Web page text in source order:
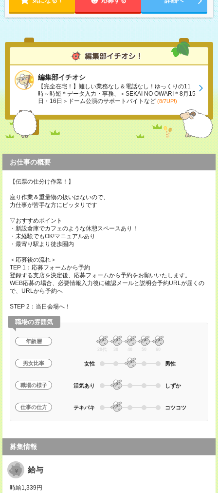
編集部イチオシ
【完全在宅！】難しい業務なし＆電話なし！ゆっくりの11
時～時短＊データ入力・事務、＜SEKAI NO OWARI＊8月15
日・16日＞ドーム公演のサポートバイトなど (8/7UP!)
お仕事の概要
【伝票の仕分け作業！】
座り作業＆重量物の扱いはないので、
力仕事が苦手な方にピッタリです
▽おすすめポイント
・新設倉庫でカフェのような休憩スペースあり！
・未経験でもOK!マニュアルあり
・最寄り駅より徒歩圏内
＜応募後の流れ＞
TEP 1：応募フォームから予約
登録する支店を決定後、応募フォームから予約をお願いいたします。
WEB応募の場合、必要情報入力後に確認メールと説明会予約URLが届くの
で、URLから予約へ
STEP 2：当日会場へ！
職場の雰囲気
年齢層
20代 30 40 50 60
男女比率 女性 男性
職場の様子 活気あり しずか
仕事の仕方 テキパキ コツコツ
募集情報
給与
時給1,339円